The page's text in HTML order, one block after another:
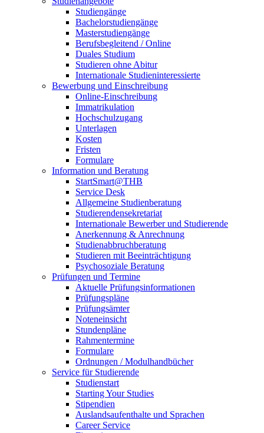
Studiengänge
Bachelorstudiengänge
Masterstudiengänge
Berufsbegleitend / Online
Duales Studium
Studieren ohne Abitur
Internationale Studieninteressierte
Bewerbung und Einschreibung
Online-Einschreibung
Immatrikulation
Hochschulzugang
Unterlagen
Kosten
Fristen
Formulare
Information und Beratung
StartSmart@THB
Service Desk
Allgemeine Studienberatung
Studierendensekretariat
Internationale Bewerber und Studierende
Anerkennung & Anrechnung
Studienabbruchberatung
Studieren mit Beeinträchtigung
Psychosoziale Beratung
Prüfungen und Termine
Aktuelle Prüfungsinformationen
Prüfungspläne
Prüfungsämter
Noteneinsicht
Stundenpläne
Rahmentermine
Formulare
Ordnungen / Modulhandbücher
Service für Studierende
Studienstart
Starting Your Studies
Stipendien
Auslandsaufenthalte und Sprachen
Career Service